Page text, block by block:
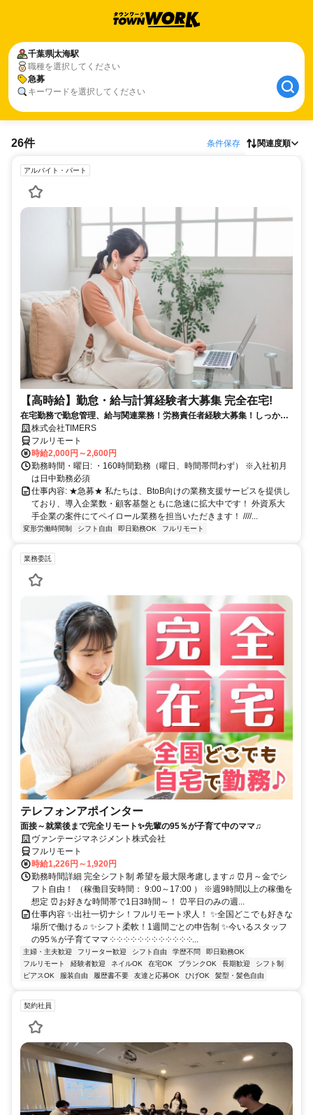
千葉県太海駅
職種を選択してください
急募
キーワードを選択してください
26件 条件保存 関連度順
アルバイト・パート
【高時給】勤怠・給与計算経験者大募集 完全在宅!
在宅勤務で勤怠管理、給与関連業務！労務責任者経験大募集！しっかり
稼ぎたい方、注目！
株式会社TIMERS
フルリモート
時給2,000円～2,600円
勤務時間・曜日: ・160時間勤務（曜日、時間帯問わず） ※入社初月
は日中勤務必須
仕事内容: ★急募★ 私たちは、BtoB向けの業務支援サービスを提供し
ており、導入企業数・顧客基盤ともに急速に拡大中です！ 外資系大
手企業の案件にてペイロール業務を担当いただきます！ ////...
変形労働時間制 シフト自由 即日勤務OK フルリモート
業務委託
テレフォンアポインター
面接～就業後まで完全リモート✨先輩の95％が子育て中のママ♫
ヴァンテージマネジメント株式会社
フルリモート
時給1,226円～1,920円
勤務時間詳細 完全シフト制 希望を最大限考慮します♫ ⏰月～金でシ
フト自由！ （稼働目安時間： 9:00～17:00 ） ※週9時間以上の稼働を
想定 ⏰お好きな時間帯で1日3時間～！ ⏰平日のみの週...
仕事内容 ✨出社一切ナシ！フルリモート求人！ ✨全国どこでも好きな
場所で働ける♫ ✨シフト柔軟！1週間ごとの申告制 ✨今いるスタッフ
の95％が子育てママ ༶ ༶ ༶ ༶ ༶ ༶ ༶ ༶ ༶ ༶ ༶ ༶...
主婦・主夫歓迎 フリーター歓迎 シフト自由 学歴不問
即日勤務OK
フルリモート
経験者歓迎 ネイルOK 在宅OK ブランクOK 長期歓迎
シフト制
ピアスOK
服装自由 履歴書不要 友達と応募OK ひげOK 髪型・髪色自由
契約社員